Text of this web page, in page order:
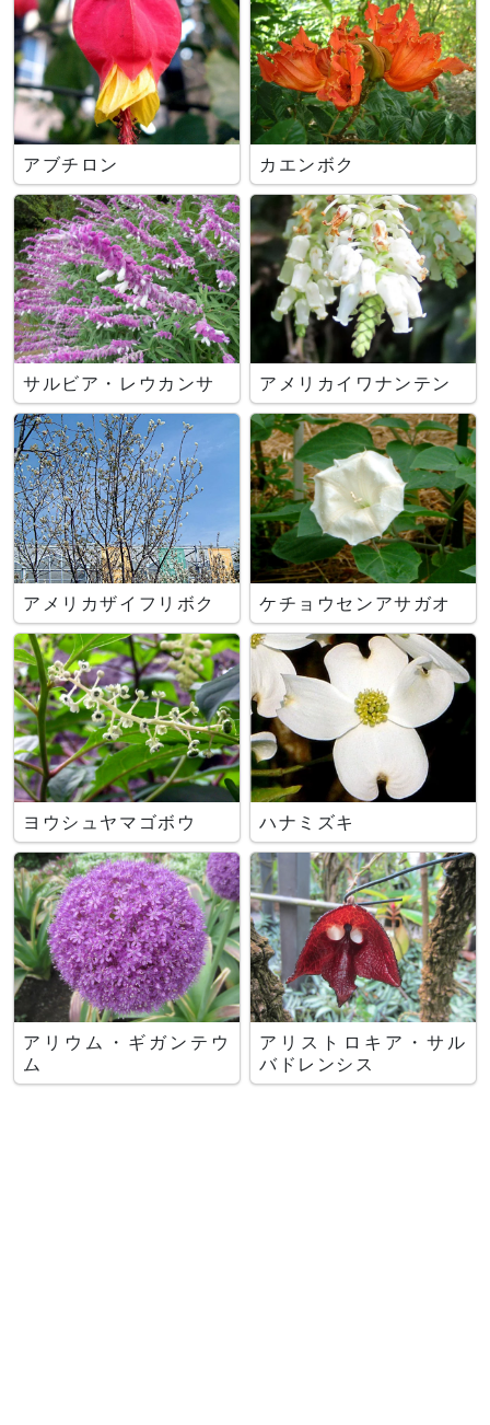
アブチロン カエンボク
サルビア・レウカンサ アメリカイワナンテン
アメリカザイフリボク ケチョウセンアサガオ
ヨウシュヤマゴボウ ハナミズキ
アリウム・ギガンテウ
ム
アリストロキア・サル
バドレンシス